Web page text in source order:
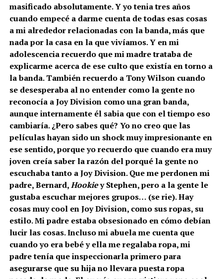
masificado absolutamente. Y yo tenia tres años
cuando empecé a darme cuenta de todas esas cosas
a mi alrededor relacionadas con la banda, más que
nada por la casa en la que vivíamos. Y en mi
adolescencia recuerdo que mi madre trataba de
explicarme acerca de ese culto que existía en torno a
la banda. También recuerdo a Tony Wilson cuando
se desesperaba al no entender como la gente no
reconocía a Joy Division como una gran banda,
aunque internamente él sabia que con el tiempo eso
cambiaría. ¿Pero sabes qué? Yo no creo que las
películas hayan sido un shock muy impresionante en
ese sentido, porque yo recuerdo que cuando era muy
joven creía saber la razón del porqué la gente no
escuchaba tanto a Joy Division. Que me perdonen mi
padre, Bernard,Hookiey Stephen, pero a la gente le
gustaba escuchar mejores grupos… (se rie).Hay
cosas muy cool en Joy Division, como sus ropas, su
estilo. Mi padre estaba obsesionado en cómo debían
lucir las cosas. Incluso mi abuela me cuenta que
cuando yo era bebé y ella me regalaba ropa, mi
padre tenía que inspeccionarla primero para
asegurarse que su hija no llevara puesta ropa